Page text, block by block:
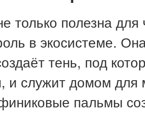
только полезна для
в экосистеме.
тень, под
и служит домом
пальмы